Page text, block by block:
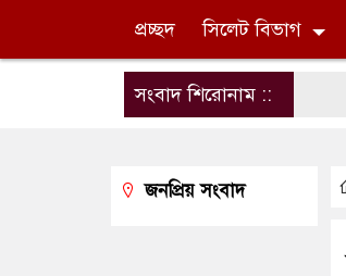
প্রচ্ছদ সিলেট বিভাগ
সংবাদ শিরোনাম ::
জনপ্রিয় সংবাদ